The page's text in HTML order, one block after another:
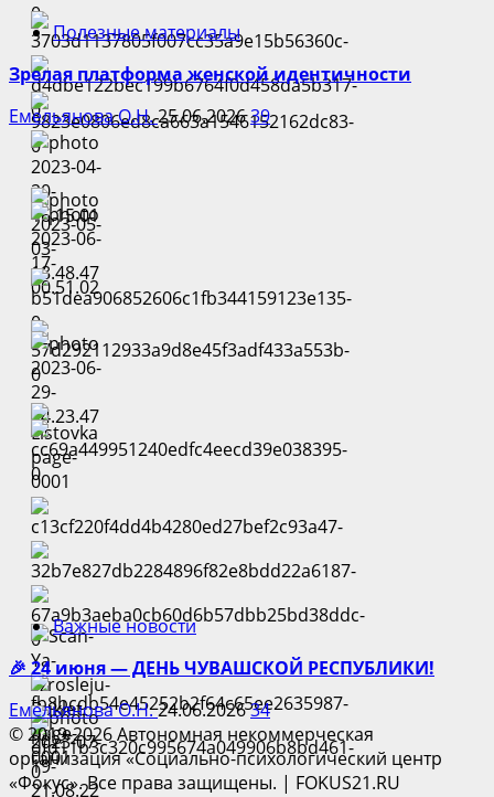
Полезные материалы
Зрелая платформа женской идентичности
Емельянова О.Н.25.06.202639
Важные новости
🎉 24 июня — ДЕНЬ ЧУВАШСКОЙ РЕСПУБЛИКИ!
Емельянова О.Н.24.06.202634
© 2019-2026 Автономная некоммерческая
организация «Социально-психологический центр
«Фокус». Все права защищены. | FOKUS21.RU